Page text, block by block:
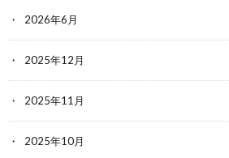
2026年6月
2025年12月
2025年11月
2025年10月